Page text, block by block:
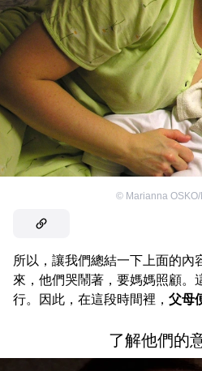
© Marianna
所以，讓我們總結一下上面的內
來，他們哭鬧著，要媽媽照顧。
行。因此，在這段時間裡， 父母
了解他們的